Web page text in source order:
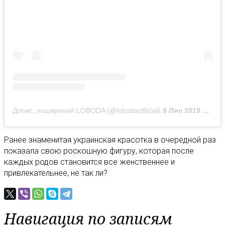
Допис, поширений LOBODA (@lobodaofficial) 8 Лип 2019 р. о 2:56 PDT
Ранее знаменитая украинская красотка в очередной раз
показала свою роскошную фигуру, которая после
каждых родов становится все женственнее и
привлекательнее, не так ли?
Навигация по записям